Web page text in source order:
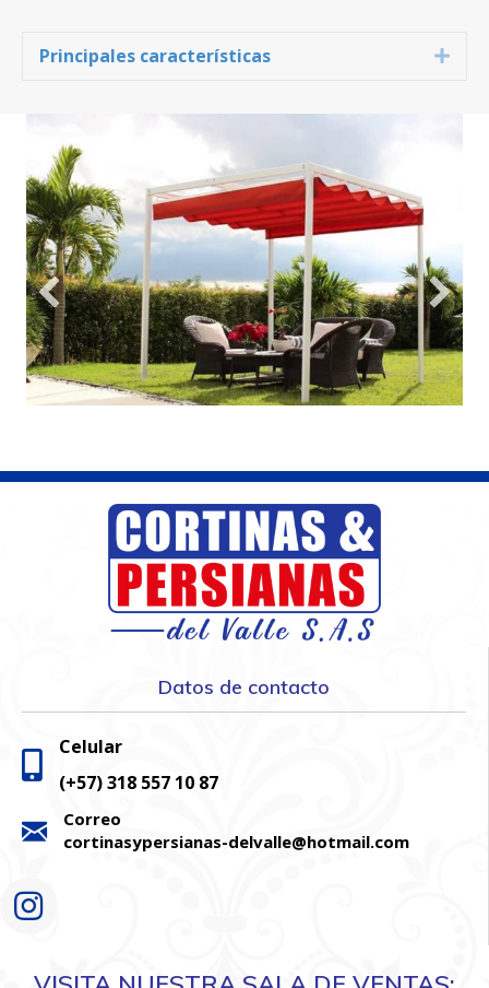
Principales características
Datos de contacto
Celular
(+57) 318 557 10 87
Correo
cortinasypersianas-delvalle@hotmail.com